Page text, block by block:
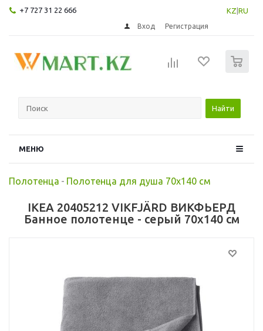
+7 727 31 22 666 KZ RU
Вход Регистрация
Найти
МЕНЮ
Полотенца - Полотенца для душа 70х140 см
IKEA 20405212 VIKFJÄRD ВИКФЬЕРД
Банное полотенце - серый 70x140 см